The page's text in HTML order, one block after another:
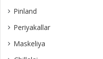
Pinland
Periyakallar
Maskeliya